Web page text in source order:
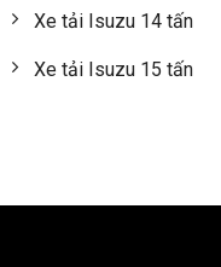
Xe tải Isuzu 14 tấn
Xe tải Isuzu 15 tấn